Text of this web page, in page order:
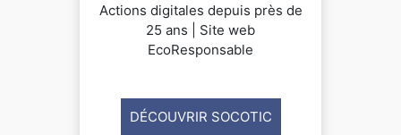
Actions digitales depuis près de
25 ans | Site web
EcoResponsable
DÉCOUVRIR SOCOTIC